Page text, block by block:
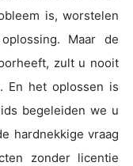
is, worstelen
Maar de
zult u nooit
En het oplossen is
begeleiden we u
hardnekkige vraag
zonder licentie